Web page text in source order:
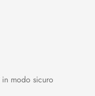
modo sicuro